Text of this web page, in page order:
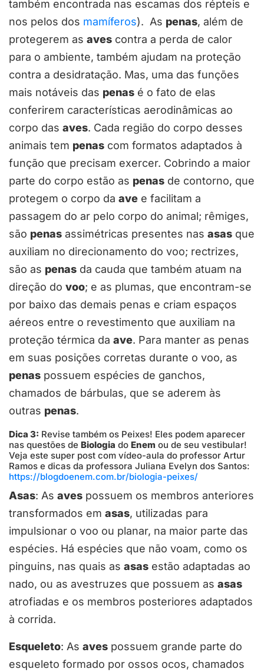
também encontrada nas escamas dos répteis e
nos pelos dos mamíferos). As penas, além de
protegerem as aves contra a perda de calor
para o ambiente, também ajudam na proteção
contra a desidratação. Mas, uma das funções
mais notáveis das penas é o fato de elas
conferirem características aerodinâmicas ao
corpo das aves. Cada região do corpo desses
animais tem penas com formatos adaptados à
função que precisam exercer. Cobrindo a maior
parte do corpo estão as penas de contorno, que
protegem o corpo da ave e facilitam a
passagem do ar pelo corpo do animal; rêmiges,
são penas assimétricas presentes nas asas que
auxiliam no direcionamento do voo; rectrizes,
são as penas da cauda que também atuam na
direção do voo; e as plumas, que encontram-se
por baixo das demais penas e criam espaços
aéreos entre o revestimento que auxiliam na
proteção térmica da ave. Para manter as penas
em suas posições corretas durante o voo, as
penas possuem espécies de ganchos,
chamados de bárbulas, que se aderem às
outras penas.
Dica 3: Revise também os Peixes! Eles podem aparecer
nas questões de Biologia do Enem ou de seu vestibular!
Veja este super post com vídeo-aula do professor Artur
Ramos e dicas da professora Juliana Evelyn dos Santos:
https://blogdoenem.com.br/biologia-peixes/
Asas: As aves possuem os membros anteriores
transformados em asas, utilizadas para
impulsionar o voo ou planar, na maior parte das
espécies. Há espécies que não voam, como os
pinguins, nas quais as asas estão adaptadas ao
nado, ou as avestruzes que possuem as asas
atrofiadas e os membros posteriores adaptados
à corrida.
Esqueleto: As aves possuem grande parte do
esqueleto formado por ossos ocos, chamados